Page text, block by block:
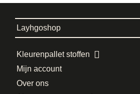
Layhgoshop
Kleurenpallet stoffen
Mijn account
Over ons